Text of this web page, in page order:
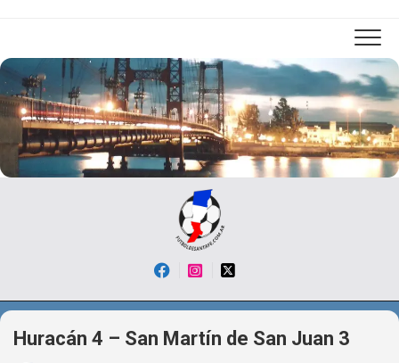
Huracán 4 – San Martín de San Juan 3